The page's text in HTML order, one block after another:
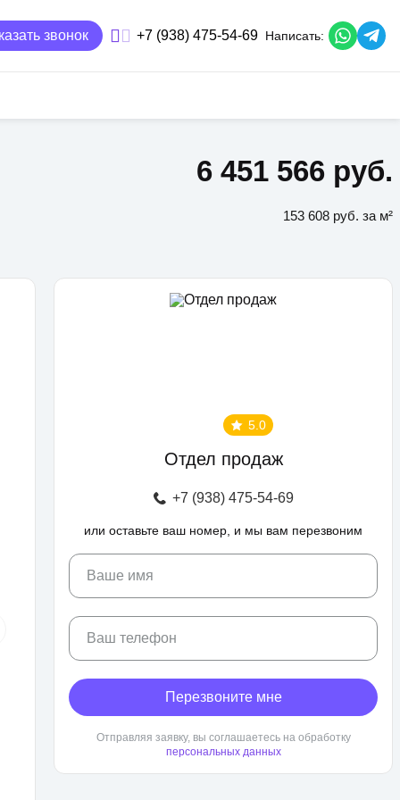
звонок +7 (938) 475-54-69 Написать:
6 451 566 руб.
153 608 руб. за м²
5.0
Отдел продаж
+7 (938) 475-54-69
или оставьте ваш номер, и мы вам перезвоним
Ваше имя
Ваш телефон
Перезвоните мне
Отправляя заявку, вы соглашаетесь на обработку
персональных данных